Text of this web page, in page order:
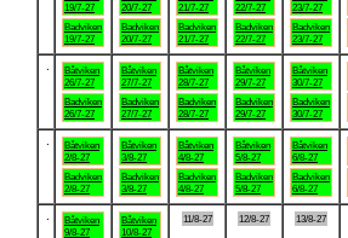
19/7-27
Badviken
19/7-27
20/7-27
Badviken
20/7-27
21/7-27
Badviken
21/7-27
22/7-27
Badviken
22/7-27
23/7-27
Badviken
23/7-27
Båtviken
26/7-27
Badviken
26/7-27
Båtviken
27/7-27
Badviken
27/7-27
Båtviken
28/7-27
Badviken
28/7-27
Båtviken
29/7-27
Badviken
29/7-27
Båtviken
30/7-27
Badviken
30/7-27
Båtviken
2/8-27
Badviken
2/8-27
Båtviken
3/8-27
Badviken
3/8-27
Båtviken
4/8-27
Badviken
4/8-27
Båtviken
5/8-27
Badviken
5/8-27
Båtviken
6/8-27
Badviken
6/8-27
Båtviken
9/8-27
Båtviken
10/8-27
11/8-27 12/8-27 13/8-27